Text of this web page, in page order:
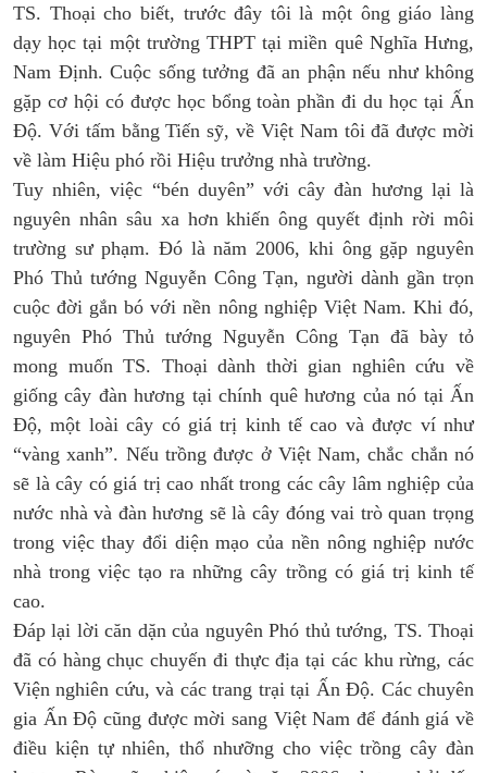
TS. Thoại cho biết, trước đây tôi là một ông giáo làng
dạy học tại một trường THPT tại miền quê Nghĩa Hưng,
Nam Định. Cuộc sống tưởng đã an phận nếu như không
gặp cơ hội có được học bổng toàn phần đi du học tại Ấn
Độ. Với tấm bằng Tiến sỹ, về Việt Nam tôi đã được mời
về làm Hiệu phó rồi Hiệu trưởng nhà trường.
Tuy nhiên, việc “bén duyên” với cây đàn hương lại là
nguyên nhân sâu xa hơn khiến ông quyết định rời môi
trường sư phạm. Đó là năm 2006, khi ông gặp nguyên
Phó Thủ tướng Nguyễn Công Tạn, người dành gần trọn
cuộc đời gắn bó với nền nông nghiệp Việt Nam. Khi đó,
nguyên Phó Thủ tướng Nguyễn Công Tạn đã bày tỏ
mong muốn TS. Thoại dành thời gian nghiên cứu về
giống cây đàn hương tại chính quê hương của nó tại Ấn
Độ, một loài cây có giá trị kinh tế cao và được ví như
“vàng xanh”. Nếu trồng được ở Việt Nam, chắc chắn nó
sẽ là cây có giá trị cao nhất trong các cây lâm nghiệp của
nước nhà và đàn hương sẽ là cây đóng vai trò quan trọng
trong việc thay đổi diện mạo của nền nông nghiệp nước
nhà trong việc tạo ra những cây trồng có giá trị kinh tế
cao.
Đáp lại lời căn dặn của nguyên Phó thủ tướng, TS. Thoại
đã có hàng chục chuyến đi thực địa tại các khu rừng, các
Viện nghiên cứu, và các trang trại tại Ấn Độ. Các chuyên
gia Ấn Độ cũng được mời sang Việt Nam để đánh giá về
điều kiện tự nhiên, thổ nhưỡng cho việc trồng cây đàn